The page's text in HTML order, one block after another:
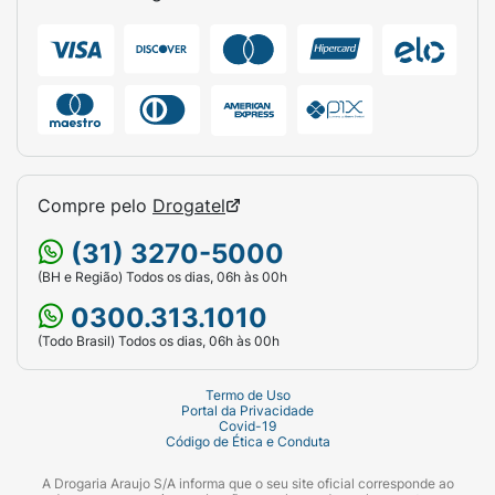
macia. Não utilize escovas duras ou produtos
arejado e à sombra.
Gênero:Infantil / Meninas.
Tamanho:27/28.
Cor da Palmilha:Azul Claro (Maceió) com
estampa de flores brancas.
Cor da Tira:Dourado/Bronze Metalizado
Compre pelo Drogatel
(31) 3270-5000
(BH e Região) Todos os dias, 06h às 00h
0300.313.1010
(Todo Brasil) Todos os dias, 06h às 00h
Termo de Uso
Portal da Privacidade
Covid-19
Código de Ética e Conduta
A Drogaria Araujo S/A informa que o seu site oficial corresponde ao